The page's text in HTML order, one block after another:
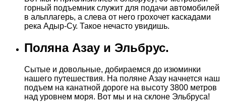
горный подъемник служит для подачи автомобилей
в альплагерь, а слева от него грохочет каскадами
река Адыр-Су. Такое нечасто увидишь.
Поляна Азау и Эльбрус.
Сытые и довольные, добираемся до изюминки
нашего путешествия. На поляне Азау начнется наш
подъем на канатной дороге на высоту 3800 метров
над уровнем моря. Вот мы и на склоне Эльбруса!